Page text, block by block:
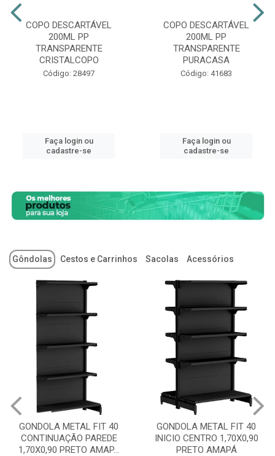
COPO DESCARTÁVEL
200ML PP
TRANSPARENTE
CRISTALCOPO
Código: 28497
Faça login ou
cadastre-se
COPO DESCARTÁVEL
200ML PP
TRANSPARENTE
PURACASA
Código: 41683
Faça login ou
cadastre-se
Gôndolas Cestos e Carrinhos Sacolas Acessórios
40
GONDOLA METAL FIT 40
INICIO CENTRO 1,70X0,90
PRETO AMAPÁ
GONDOLA
INICIO PAREDE
PRETO
Código: